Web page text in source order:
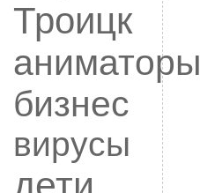
Троицк
аниматоры
бизнес
вирусы